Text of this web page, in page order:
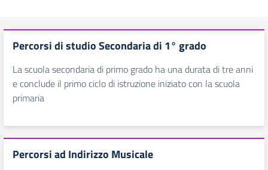
Percorsi di studio Secondaria di 1° grado
La scuola secondaria di primo grado ha una durata di tre anni
e conclude il primo ciclo di istruzione iniziato con la scuola
primaria
Percorsi ad Indirizzo Musicale